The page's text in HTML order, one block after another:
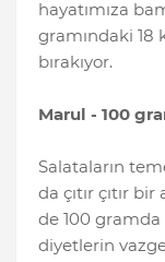
hayatımıza
gramındaki 18
bırakıyor.
Marul - 100
Salataların
da çıtır çıtır
de 100
diyetlerin